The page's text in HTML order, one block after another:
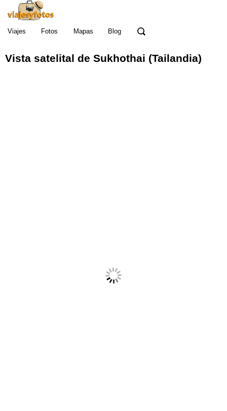
Viajes Fotos Mapas Blog
Vista satelital de Sukhothai (Tailandia)